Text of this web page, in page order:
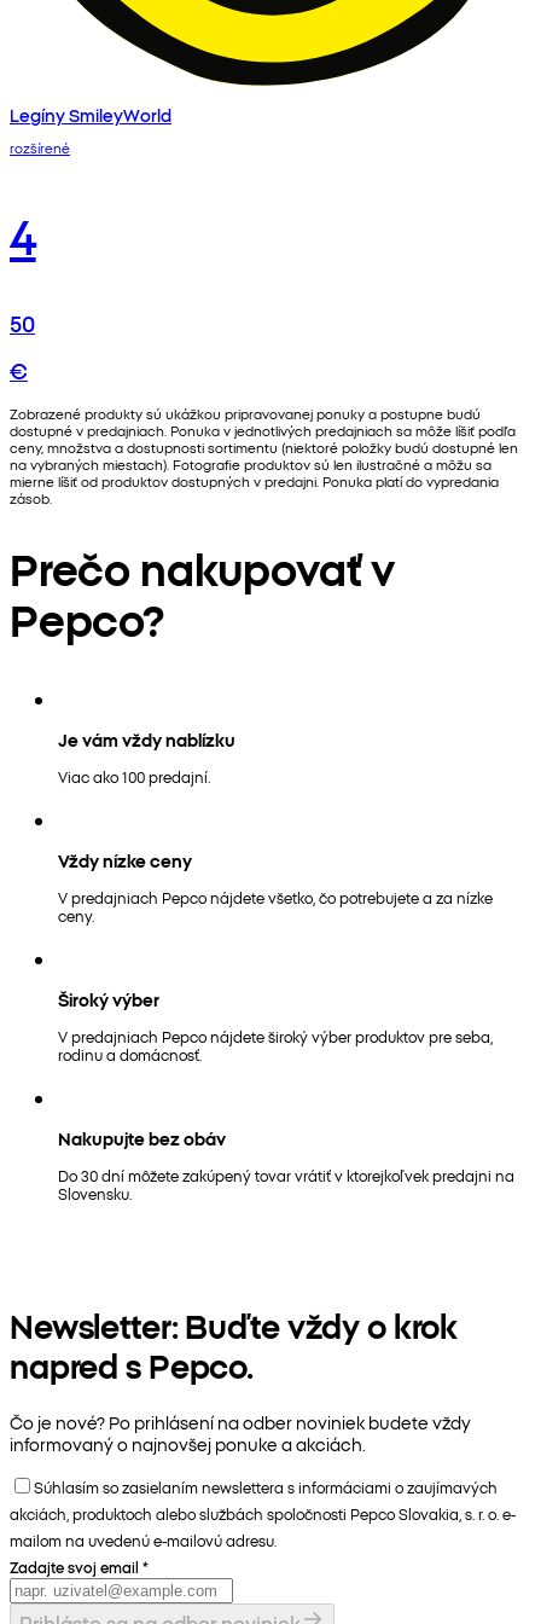
Legíny SmileyWorld
rozšírené
4
50
€
Zobrazené produkty sú ukážkou pripravovanej ponuky a postupne budú
dostupné v predajniach. Ponuka v jednotlivých predajniach sa môže líšiť podľa
ceny, množstva a dostupnosti sortimentu (niektoré položky budú dostupné len
na vybraných miestach). Fotografie produktov sú len ilustračné a môžu sa
mierne líšiť od produktov dostupných v predajni. Ponuka platí do vypredania
zásob.
Prečo nakupovať v
Pepco?
Je vám vždy nablízku
Viac ako 100 predajní.
Vždy nízke ceny
V predajniach Pepco nájdete všetko, čo potrebujete a za nízke
ceny.
Široký výber
V predajniach Pepco nájdete široký výber produktov pre seba,
rodinu a domácnosť.
Nakupujte bez obáv
Do 30 dní môžete zakúpený tovar vrátiť v ktorejkoľvek predajni na
Slovensku.
Newsletter: Buďte vždy o krok
napred s Pepco.
Čo je nové? Po prihlásení na odber noviniek budete vždy
informovaný o najnovšej ponuke a akciách.
Súhlasím so zasielaním newslettera s informáciami o zaujímavých
akciách, produktoch alebo službách spoločnosti Pepco Slovakia, s. r. o. e-
mailom na uvedenú e-mailovú adresu.
Zadajte svoj email *